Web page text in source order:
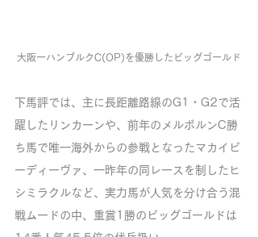
大阪ーハンブルクC(OP)を優勝したビッグゴールド
下馬評では、主に長距離路線のG1・G2で活
躍したリンカーンや、前年のメルボルンC勝
ち馬で唯一海外からの参戦となったマカイビ
ーディーヴァ、一昨年の同レースを制したヒ
シミラクルなど、実力馬が人気を分け合う混
戦ムードの中、重賞1勝のビッグゴールドは